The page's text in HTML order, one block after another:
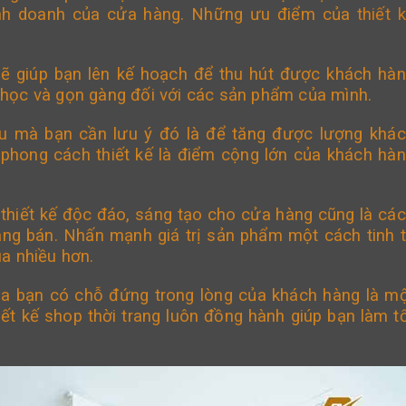
doanh của cửa hàng. Những ưu điểm của thiết
bạn lên kế hoạch để thu hút được khách
và gọn gàng đối với các sản phẩm của mình.
mà bạn cần lưu ý đó là để tăng được lượng
cách thiết kế là điểm cộng lớn của khách
kế độc đáo, sáng tạo cho cửa hàng cũng là
bán. Nhấn mạnh giá trị sản phẩm một cách tinh
nhiều hơn.
bạn có chỗ đứng trong lòng của khách hàng là
kế shop thời trang luôn đồng hành giúp bạn làm